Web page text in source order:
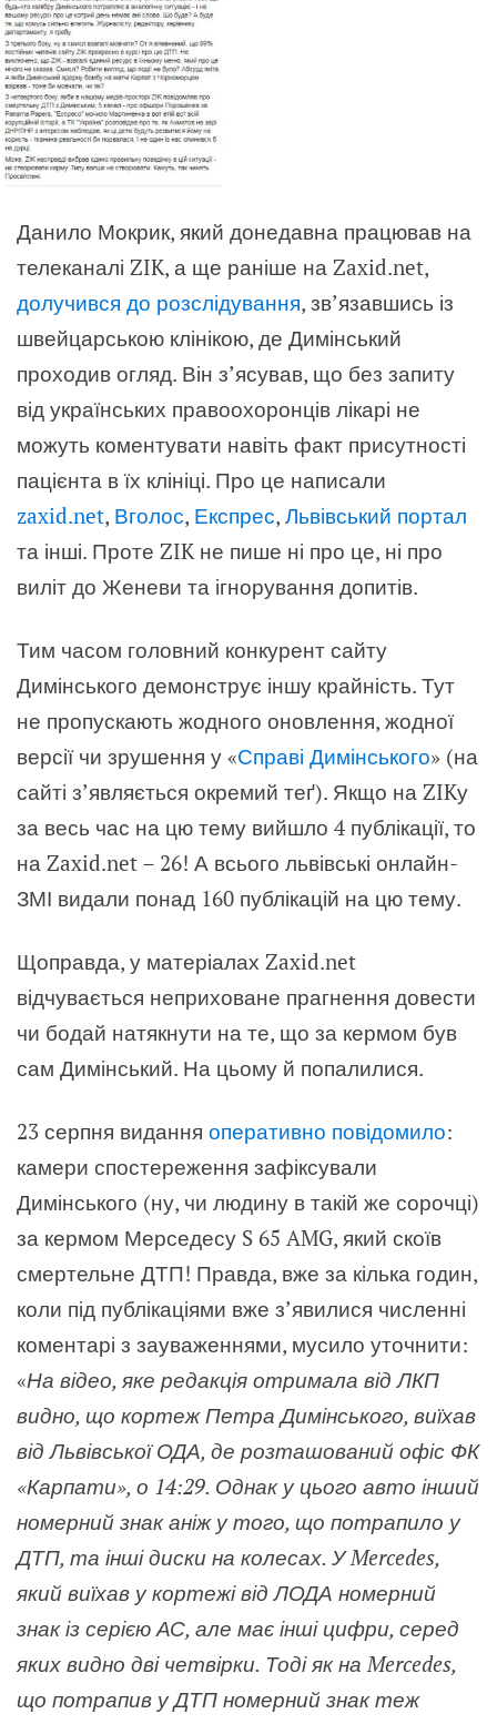
Данило Мокрик, який донедавна працював на
телеканалі ZIK, а ще раніше на Zaxid.net,
долучився до розслідування, зв’язавшись із
швейцарською клінікою, де Димінський
проходив огляд. Він з’ясував, що без запиту
від українських правоохоронців лікарі не
можуть коментувати навіть факт присутності
пацієнта в їх клініці. Про це написали
zaxid.net, Вголос, Експрес, Львівський портал
та інші. Проте ZIK не пише ні про це, ні про
виліт до Женеви та ігнорування допитів.
Тим часом головний конкурент сайту
Димінського демонструє іншу крайність. Тут
не пропускають жодного оновлення, жодної
версії чи зрушення у «Справі Димінського» (на
сайті з’являється окремий теґ). Якщо на ZIKу
за весь час на цю тему вийшло 4 публікації, то
на Zaxid.net – 26! А всього львівські онлайн-
ЗМІ видали понад 160 публікацій на цю тему.
Щоправда, у матеріалах Zaxid.net
відчувається неприховане прагнення довести
чи бодай натякнути на те, що за кермом був
сам Димінський. На цьому й попалилися.
23 серпня видання оперативно повідомило:
камери спостереження зафіксували
Димінського (ну, чи людину в такій же сорочці)
за кермом Мерседесу S 65 AMG, який скоїв
смертельне ДТП! Правда, вже за кілька годин,
коли під публікаціями вже з’явилися численні
коментарі з зауваженнями, мусило уточнити:
«На відео, яке редакція отримала від ЛКП
видно, що кортеж Петра Димінського, виїхав
від Львівської ОДА, де розташований офіс ФК
«Карпати», о 14:29. Однак у цього авто інший
номерний знак аніж у того, що потрапило у
ДТП, та інші диски на колесах. У Mercedes,
який виїхав у кортежі від ЛОДА номерний
знак із серією АС, але має інші цифри, серед
яких видно дві четвірки. Тоді як на Mercedes,
що потрапив у ДТП номерний знак теж